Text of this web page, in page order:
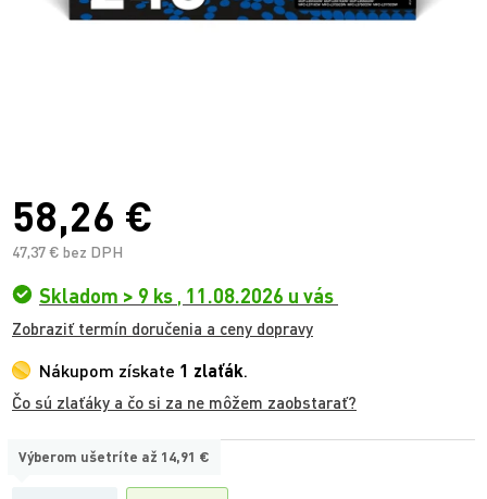
58,26 €
47,37 € bez DPH
Skladom > 9 ks , 11.08.2026 u vás
Zobraziť termín doručenia a ceny dopravy
Nákupom získate 1 zlaťák.
Čo sú zlaťáky a čo si za ne môžem zaobstarať?
TYP:
Výberom ušetríte až 14,91 €